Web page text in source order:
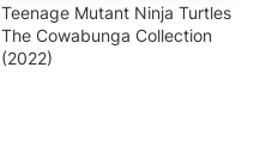
Teenage Mutant Ninja Turtles
The Cowabunga Collection
(2022)